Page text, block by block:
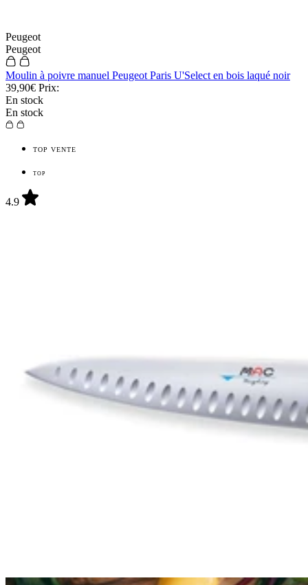
Peugeot
Peugeot
Moulin à poivre manuel Peugeot Paris U'Select en bois laqué noir
39,90€ Prix:
En stock
En stock
TOP VENTE
TOP
4.9